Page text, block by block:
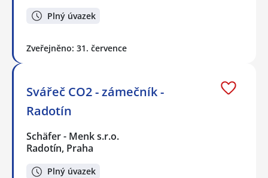
Plný úvazek
Zveřejněno: 31. července
Svářeč CO2 - zámečník -
Radotín
Schäfer - Menk s.r.o.
Radotín, Praha
Plný úvazek